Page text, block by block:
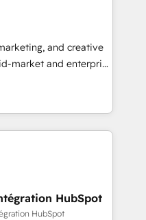
•
HubSpot portal •
HubSpot • Track
entire buyer journey
that attract
led
and creative
market and enterprise
that turn
Named
Year in 2024,
in the ecosystem,
that speaks for itself.
model, delivering
in the UK, USA,
HubSpot
HubSpot